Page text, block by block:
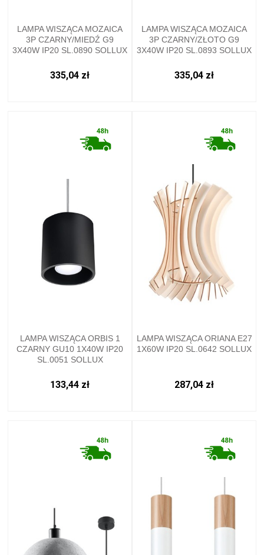
LAMPA WISZĄCA MOZAICA
3P CZARNY/MIEDŹ G9
3X40W IP20 SL.0890 SOLLUX
335,04 zł
LAMPA WISZĄCA MOZAICA
3P CZARNY/ZŁOTO G9
3X40W IP20 SL.0893 SOLLUX
335,04 zł
LAMPA WISZĄCA ORBIS 1
CZARNY GU10 1X40W IP20
SL.0051 SOLLUX
133,44 zł
LAMPA WISZĄCA ORIANA E27
1X60W IP20 SL.0642 SOLLUX
287,04 zł